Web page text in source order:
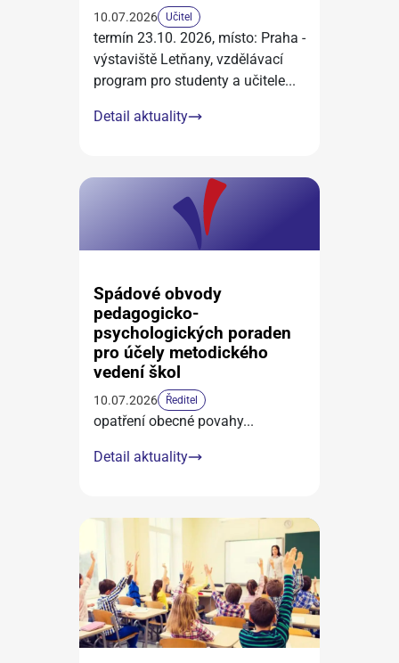
10.07.2026 Učitel
termín 23.10. 2026, místo: Praha -
výstaviště Letňany, vzdělávací
program pro studenty a učitele...
Detail aktuality
Spádové obvody
pedagogicko-
psychologických poraden
pro účely metodického
vedení škol
10.07.2026 Ředitel
opatření obecné povahy...
Detail aktuality